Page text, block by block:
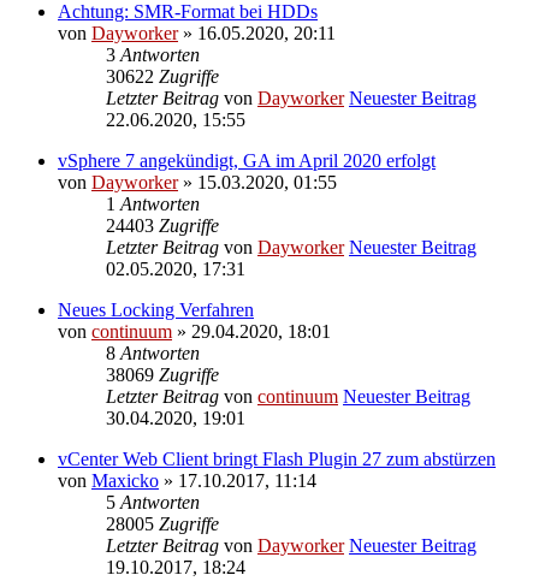
Achtung: SMR-Format bei HDDs
von Dayworker» 16.05.2020, 20:11
3 Antworten
30622 Zugriffe
Letzter Beitrag von Dayworker Neuester Beitrag
22.06.2020, 15:55
vSphere 7 angekündigt, GA im April 2020 erfolgt
von Dayworker» 15.03.2020, 01:55
1 Antworten
24403 Zugriffe
Letzter Beitrag von Dayworker Neuester Beitrag
02.05.2020, 17:31
Neues Locking Verfahren
von continuum » 29.04.2020, 18:01
8 Antworten
38069 Zugriffe
Letzter Beitrag von continuum Neuester Beitrag
30.04.2020, 19:01
vCenter Web Client bringt Flash Plugin 27 zum abstürzen
von Maxicko » 17.10.2017, 11:14
5 Antworten
28005 Zugriffe
Letzter Beitrag von Dayworker Neuester Beitrag
19.10.2017, 18:24